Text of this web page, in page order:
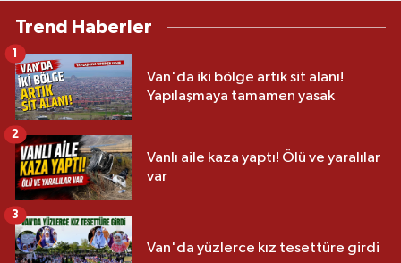
Trend Haberler
Van'da iki bölge artık sit alanı!
Yapılaşmaya tamamen yasak
1
Vanlı aile kaza yaptı! Ölü ve yaralılar
var
2
Van'da yüzlerce kız tesettüre girdi
3